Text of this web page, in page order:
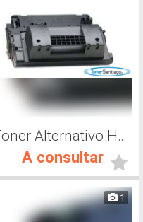
Toner Alternativo Hp CC364X, Toner Impresora Láser
A consultar
1